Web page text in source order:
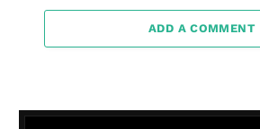
ADD A COMMENT